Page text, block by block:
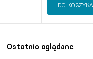
DO KOSZYKA
Ostatnio oglądane